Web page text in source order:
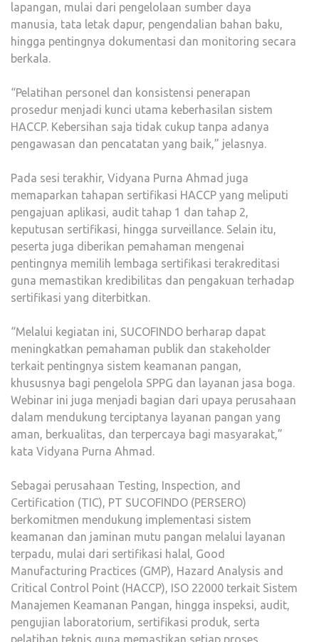
lapangan, mulai dari pengelolaan sumber daya
manusia, tata letak dapur, pengendalian bahan baku,
hingga pentingnya dokumentasi dan monitoring secara
berkala.
“Pelatihan personel dan konsistensi penerapan
prosedur menjadi kunci utama keberhasilan sistem
HACCP. Kebersihan saja tidak cukup tanpa adanya
pengawasan dan pencatatan yang baik,” jelasnya.
Pada sesi terakhir, Vidyana Purna Ahmad juga
memaparkan tahapan sertifikasi HACCP yang meliputi
pengajuan aplikasi, audit tahap 1 dan tahap 2,
keputusan sertifikasi, hingga surveillance. Selain itu,
peserta juga diberikan pemahaman mengenai
pentingnya memilih lembaga sertifikasi terakreditasi
guna memastikan kredibilitas dan pengakuan terhadap
sertifikasi yang diterbitkan.
“Melalui kegiatan ini, SUCOFINDO berharap dapat
meningkatkan pemahaman publik dan stakeholder
terkait pentingnya sistem keamanan pangan,
khususnya bagi pengelola SPPG dan layanan jasa boga.
Webinar ini juga menjadi bagian dari upaya perusahaan
dalam mendukung terciptanya layanan pangan yang
aman, berkualitas, dan terpercaya bagi masyarakat,”
kata Vidyana Purna Ahmad.
Sebagai perusahaan Testing, Inspection, and
Certification (TIC), PT SUCOFINDO (PERSERO)
berkomitmen mendukung implementasi sistem
keamanan dan jaminan mutu pangan melalui layanan
terpadu, mulai dari sertifikasi halal, Good
Manufacturing Practices (GMP), Hazard Analysis and
Critical Control Point (HACCP), ISO 22000 terkait Sistem
Manajemen Keamanan Pangan, hingga inspeksi, audit,
pengujian laboratorium, sertifikasi produk, serta
pelatihan teknis guna memastikan setiap proses